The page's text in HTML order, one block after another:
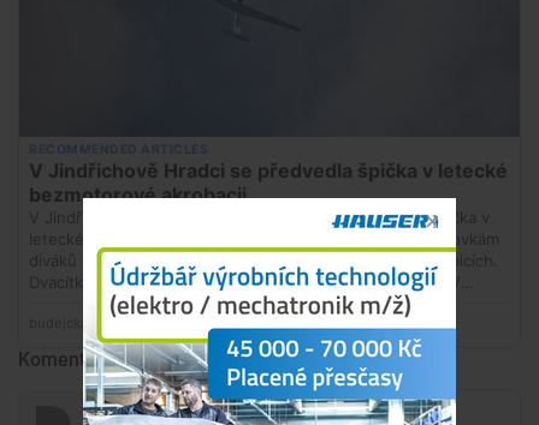
Komentáře